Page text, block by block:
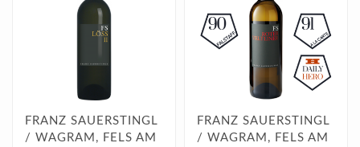
FRANZ SAUERSTINGL
/ WAGRAM, FELS AM
FRANZ SAUERSTINGL
/ WAGRAM, FELS AM